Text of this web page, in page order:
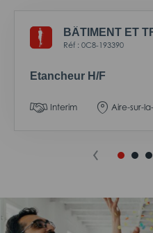
BÂTIMENT ET
Réf : 0C8-193390
Etancheur H/F
Interim Aire-sur-